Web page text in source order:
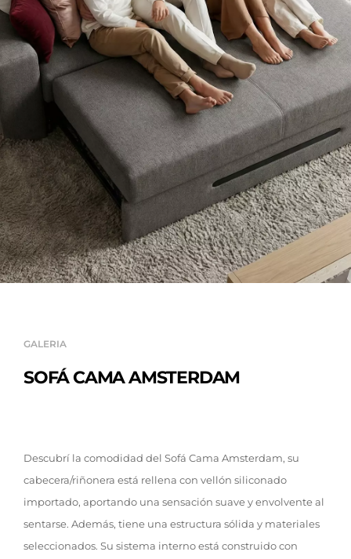
GALERIA
SOFÁ CAMA AMSTERDAM
Descubrí la comodidad del Sofá Cama Amsterdam, su
cabecera/riñonera está rellena con vellón siliconado
importado, aportando una sensación suave y envolvente al
sentarse. Además, tiene una estructura sólida y materiales
seleccionados. Su sistema interno está construido con